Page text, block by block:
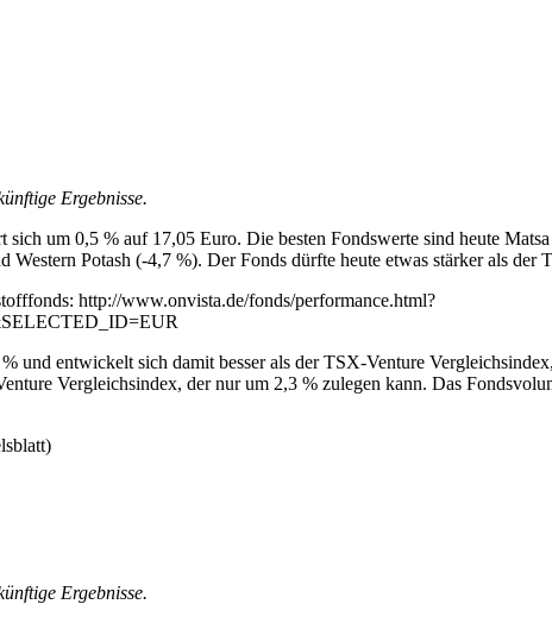
Ergebnisse.
um 0,5 % auf 17,05 Euro. Die besten Fondswerte sind heute
Potash (-4,7 %). Der Fonds dürfte heute etwas stärker als der
http://www.onvista.de/fonds/performance.html?
und entwickelt sich damit besser als der TSX-Venture
Vergleichsindex, der nur um 2,3 % zulegen kann. Das
Ergebnisse.